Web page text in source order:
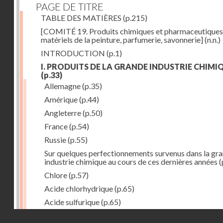
PAGE DE TITRE
TABLE DES MATIÈRES (p.215)
[COMITÉ 19. Produits chimiques et
matériels de la peinture, parfumerie, savonnerie](n.n.)
INTRODUCTION (p.1)
I. PRODUITS DE LA GRANDE INDUSTRIE
(p.33)
Allemagne(p.35)
Amérique(p.44)
Angleterre(p.50)
France(p.54)
Russie(p.55)
Sur quelques perfectionnements survenus dans la
industrie chimique au cours de ces dernières années
Chlore(p.57)
Acide chlorhydrique(p.65)
Acide sulfurique(p.65)